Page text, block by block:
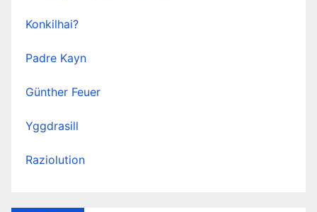
Konkilhai?
Padre Kayn
Günther Feuer
Yggdrasill
Raziolution